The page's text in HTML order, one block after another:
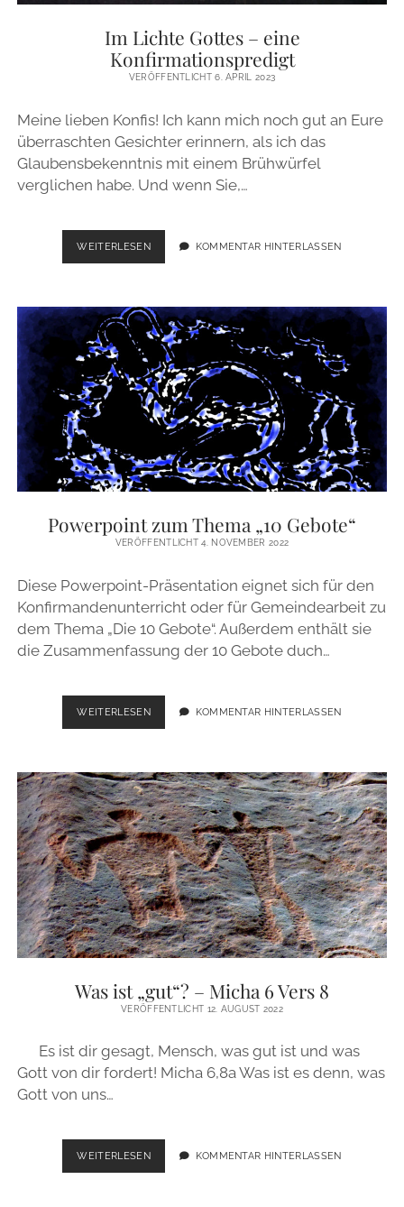
IMPRESSUM
instagram
email
Im Lichte Gottes – eine
Konfirmationspredigt
VERÖFFENTLICHT 6. APRIL 2023
Meine lieben Konfis! Ich kann mich noch gut an Eure
überraschten Gesichter erinnern, als ich das
Glaubensbekenntnis mit einem Brühwürfel
verglichen habe. Und wenn Sie,…
WEITERLESENIM
LICHTE
EINE
KONFIRMATIONSPREDIGT
KOMMENTAR HINTERLASSEN
Powerpoint zum Thema „10 Gebote“
VERÖFFENTLICHT 4. NOVEMBER 2022
Diese Powerpoint-Präsentation eignet sich für den
Konfirmandenunterricht oder für Gemeindearbeit zu
dem Thema „Die 10 Gebote“. Außerdem enthält sie
die Zusammenfassung der 10 Gebote duch…
WEITERLESENPOWERPOINT
ZUM
GEBOTE“
KOMMENTAR HINTERLASSEN
Was ist „gut“? – Micha 6 Vers 8
VERÖFFENTLICHT 12. AUGUST 2022
Es ist dir gesagt, Mensch, was gut ist und was
Gott von dir fordert! Micha 6,8a Was ist es denn, was
Gott von uns…
WEITERLESENWAS
IST
KOMMENTAR HINTERLASSEN